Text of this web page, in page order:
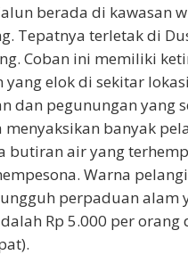
berada di kawasan
Tepatnya terletak di
Coban ini memiliki
yang elok di sekitar
dan pegunungan yang
banyak
butiran air yang
Warna
perpaduan
Rp 5.000 per